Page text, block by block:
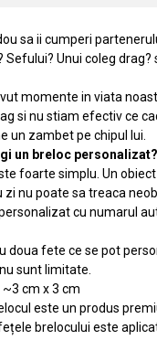
sa ii cumperi
Sefului? Unui coleg drag?
momente in viata
si nu stiam efectiv ce
un zambet pe chipul lui.
un breloc personalizat?
foarte simplu. Un
zi nu poate sa treaca
cu numarul
doua fete ce se pot
sunt limitate.
~3 cm x 3 cm
este un produs
brelocului este